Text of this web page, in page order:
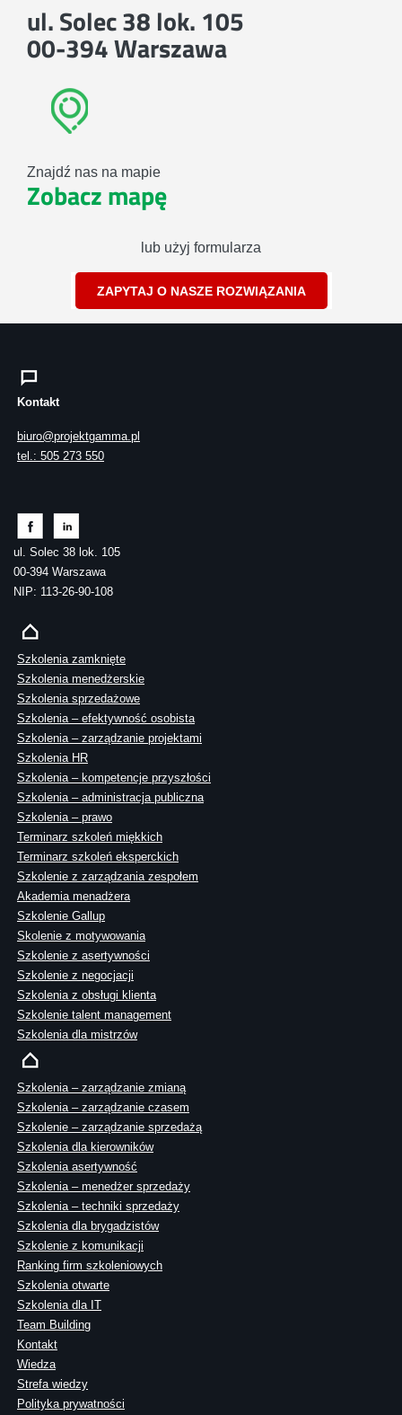
ul. Solec 38 lok. 105
00-394 Warszawa
Znajdź nas na mapie
Zobacz mapę
lub użyj formularza
ZAPYTAJ O NASZE ROZWIĄZANIA
Kontakt
biuro@projektgamma.pl
tel.: 505 273 550
ul. Solec 38 lok. 105
00-394 Warszawa
NIP: 113-26-90-108
Szkolenia zamknięte
Szkolenia menedżerskie
Szkolenia sprzedażowe
Szkolenia – efektywność osobista
Szkolenia – zarządzanie projektami
Szkolenia HR
Szkolenia – kompetencje przyszłości
Szkolenia – administracja publiczna
Szkolenia – prawo
Terminarz szkoleń miękkich
Terminarz szkoleń eksperckich
Szkolenie z zarządzania zespołem
Akademia menadżera
Szkolenie Gallup
Skolenie z motywowania
Szkolenie z asertywności
Szkolenie z negocjacji
Szkolenia z obsługi klienta
Szkolenie talent management
Szkolenia dla mistrzów
Szkolenia – zarządzanie zmianą
Szkolenia – zarządzanie czasem
Szkolenie – zarządzanie sprzedażą
Szkolenia dla kierowników
Szkolenia asertywność
Szkolenia – menedżer sprzedaży
Szkolenia – techniki sprzedaży
Szkolenia dla brygadzistów
Szkolenie z komunikacji
Ranking firm szkoleniowych
Szkolenia otwarte
Szkolenia dla IT
Team Building
Kontakt
Wiedza
Strefa wiedzy
Polityka prywatności